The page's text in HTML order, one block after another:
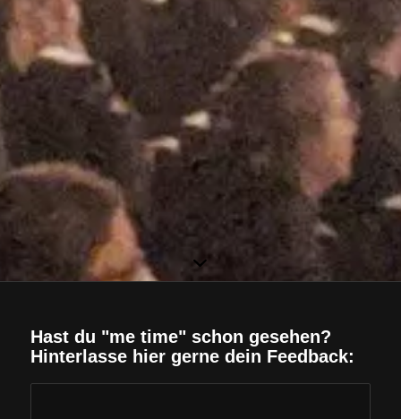
Hast du "me time" schon gesehen?
Hinterlasse hier gerne dein Feedback: